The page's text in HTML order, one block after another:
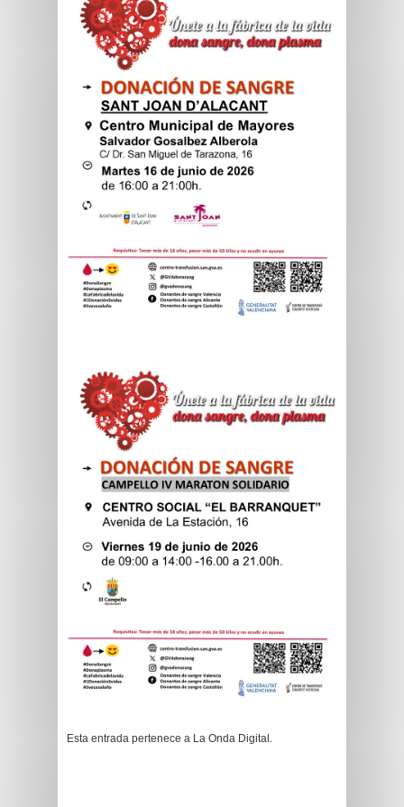
Esta entrada pertenece a La Onda Digital.